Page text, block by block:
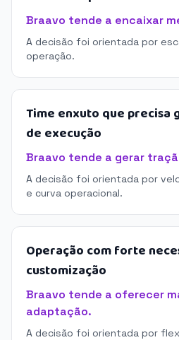
Braavo tende a encaixar
A decisão foi orientada por
operação.
Time enxuto que precisa
de execução
Braavo tende a gerar
A decisão foi orientada por
e curva operacional.
Operação com forte
customização
Braavo tende a oferecer
adaptação.
A decisão foi orientada por